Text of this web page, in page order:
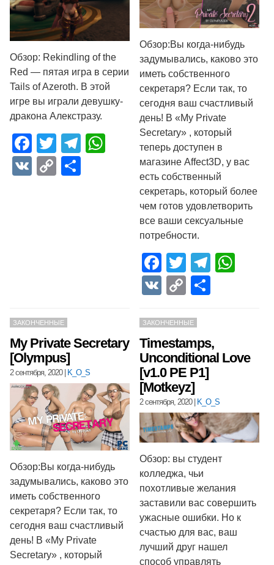
Обзор: Rekindling of the
Red — пятая игра в серии
Tails of Azeroth. В этой
игре вы играли девушку-
дракона Алекстразу.
Facebook
TwitterTelegram
WhatsApp
VK CopyОтправить
Обзор:Вы когда-нибудь
задумывались, каково это
иметь собственного
секретаря? Если так, то
сегодня ваш счастливый
день! В «My Private
Secretary» , который
теперь доступен в
магазине Affect3D, у вас
есть собственный
секретарь, который более
чем готов удовлетворить
все ваши сексуальные
потребности.
Facebook
Twitter
VK Copy
ЗАКОНЧЕННЫЕ
My Private Secretary
[Olympus]
2 сентября, 2020| K_O_S
Обзор:Вы когда-нибудь
задумывались, каково это
иметь собственного
секретаря? Если так, то
сегодня ваш счастливый
день! В «My Private
Secretary» , который
ЗАКОНЧЕННЫЕ
Timestamps,
Unconditional Love
[v1.0 PE P1]
[Motkeyz]
2 сентября, 2020| K_O_S
Обзор: вы студент
колледжа, чьи
похотливые желания
заставили вас совершить
ужасные ошибки. Но к
счастью для вас, ваш
лучший друг нашел
способ управлять